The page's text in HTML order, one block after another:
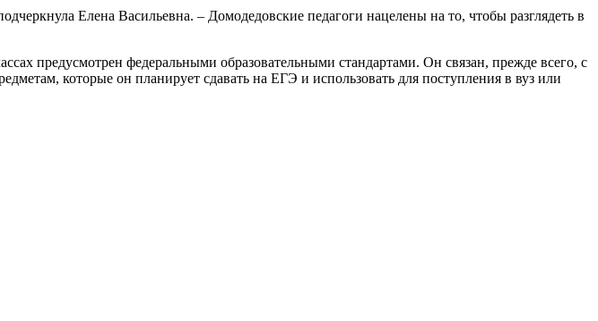
Елена Васильевна. – Домодедовские педагоги нацелены на то, чтобы разглядеть в
предусмотрен федеральными образовательными стандартами. Он связан, прежде всего, с
которые он планирует сдавать на ЕГЭ и использовать для поступления в вуз или